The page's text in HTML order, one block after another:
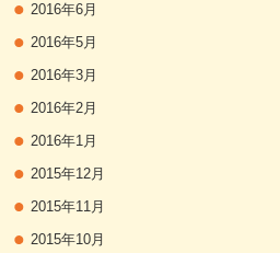
2016年6月
2016年5月
2016年3月
2016年2月
2016年1月
2015年12月
2015年11月
2015年10月